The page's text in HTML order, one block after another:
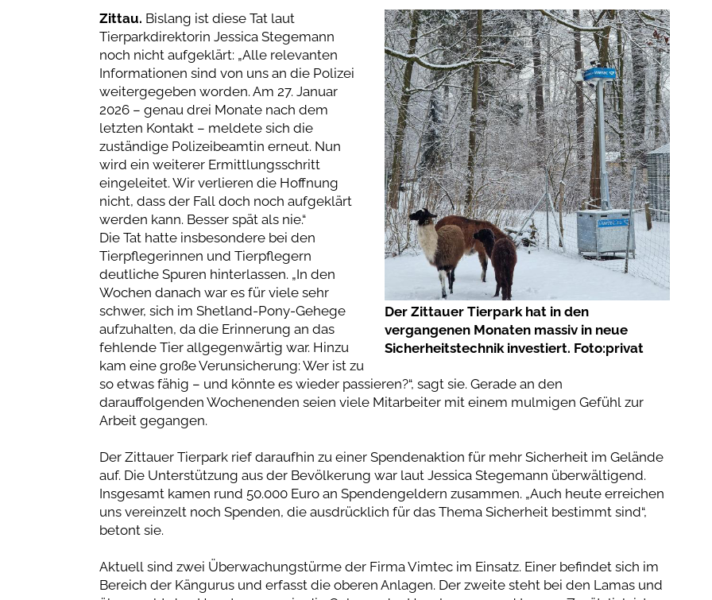
Der Zittauer Tierpark hat in den
vergangenen Monaten massiv in neue
Sicherheitstechnik investiert. Foto:privat
Zittau. Bislang ist diese Tat laut
Tierparkdirektorin Jessica Stegemann
noch nicht aufgeklärt: „Alle relevanten
Informationen sind von uns an die Polizei
weitergegeben worden. Am 27. Januar
2026 – genau drei Monate nach dem
letzten Kontakt – meldete sich die
zuständige Polizeibeamtin erneut. Nun
wird ein weiterer Ermittlungsschritt
eingeleitet. Wir verlieren die Hoffnung
nicht, dass der Fall doch noch aufgeklärt
werden kann. Besser spät als nie.“
Die Tat hatte insbesondere bei den
Tierpflegerinnen und Tierpflegern
deutliche Spuren hinterlassen. „In den
Wochen danach war es für viele sehr
schwer, sich im Shetland-Pony-Gehege
aufzuhalten, da die Erinnerung an das
fehlende Tier allgegenwärtig war. Hinzu
kam eine große Verunsicherung: Wer ist zu
so etwas fähig – und könnte es wieder passieren?“, sagt sie. Gerade an den
darauffolgenden Wochenenden seien viele Mitarbeiter mit einem mulmigen Gefühl zur
Arbeit gegangen.
Der Zittauer Tierpark rief daraufhin zu einer Spendenaktion für mehr Sicherheit im Gelände
auf. Die Unterstützung aus der Bevölkerung war laut Jessica Stegemann überwältigend.
Insgesamt kamen rund 50.000 Euro an Spendengeldern zusammen. „Auch heute erreichen
uns vereinzelt noch Spenden, die ausdrücklich für das Thema Sicherheit bestimmt sind“,
betont sie.
Aktuell sind zwei Überwachungstürme der Firma Vimtec im Einsatz. Einer befindet sich im
Bereich der Kängurus und erfasst die oberen Anlagen. Der zweite steht bei den Lamas und